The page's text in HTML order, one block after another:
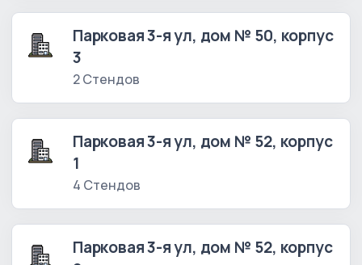
Парковая 3-я ул, дом № 50, корпус
3
2 Стендов
Парковая 3-я ул, дом № 52, корпус
1
4 Стендов
Парковая 3-я ул, дом № 52, корпус